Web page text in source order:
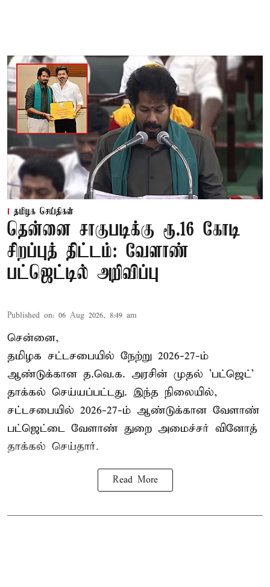
தமிழக செய்திகள்
தென்னை சாகுபடிக்கு ரூ.16 கோடி
சிறப்புத் திட்டம்: வேளாண்
பட்ஜெட்டில் அறிவிப்பு
Published on: 06 Aug 2026, 8:49 am
சென்னை,
தமிழக சட்டசபையில் நேற்று 2026-27-ம்
ஆண்டுக்கான த.வெ.க. அரசின் முதல் 'பட்ஜெட்'
தாக்கல் செய்யப்பட்டது. இந்த நிலையில்,
சட்டசபையில் 2026-27-ம் ஆண்டுக்கான வேளாண்
பட்ஜெட்டை வேளாண் துறை அமைச்சர் வினோத்
தாக்கல் செய்தார்.
Read More